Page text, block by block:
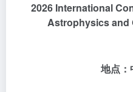
2026 International
Astrophysics and
地点：